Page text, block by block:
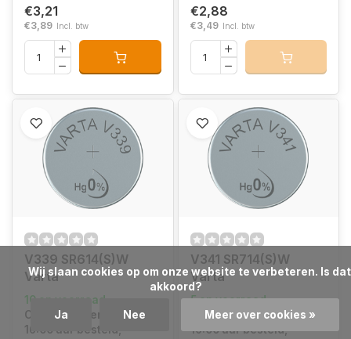
€3,21
€3,89 Incl. btw
€2,88
€3,49 Incl. btw
V339 SR614(S)W
Varta
10 op voorraad
Op werkdagen voor
16:00 uur besteld,
V341 SR714(S)W
Varta
5 op voorraad
Op werkdagen voor
16:00 uur besteld,
            Wij slaan cookies op om onze website te verbeteren. Is dat
akkoord?
Ja Nee Meer over cookies »